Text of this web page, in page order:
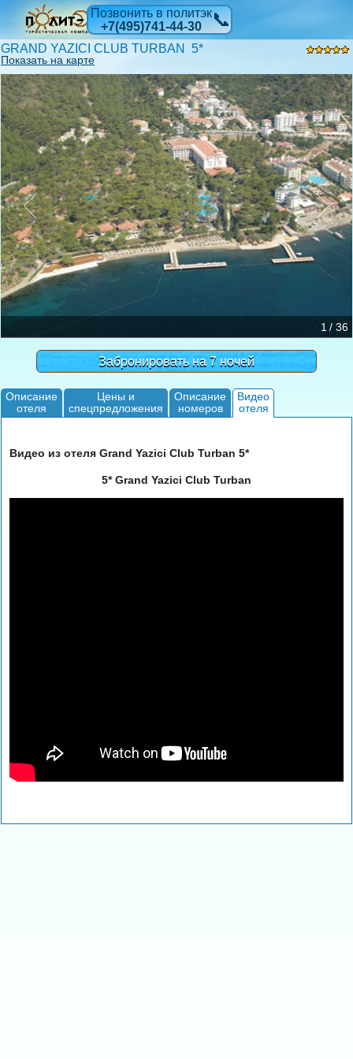
Позвонить в политэк
+7(495)741-44-30
📞
GRAND YAZICI CLUB TURBAN 5*
Показать на карте
1 / 36
Забронировать на 7 ночей
Описание
отеля
Цены и
спецпредложения
Описание
номеров
Видео
отеля
Видео из отеля Grand Yazici Club Turban 5*
5* Grand Yazici Club Turban